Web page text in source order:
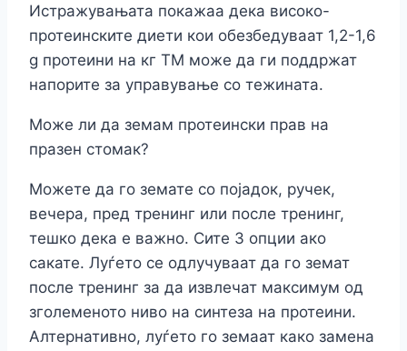
Истражувањата покажаа дека високо-
протеинските диети кои обезбедуваат 1,2-1,6
g протеини на кг ТМ може да ги поддржат
напорите за управување со тежината.
Може ли да земам протеински прав на
празен стомак?
Можете да го земате со појадок, ручек,
вечера, пред тренинг или после тренинг,
тешко дека е важно. Сите 3 опции ако
сакате. Луѓето се одлучуваат да го земат
после тренинг за да извлечат максимум од
зголеменото ниво на синтеза на протеини.
Алтернативно, луѓето го земаат како замена